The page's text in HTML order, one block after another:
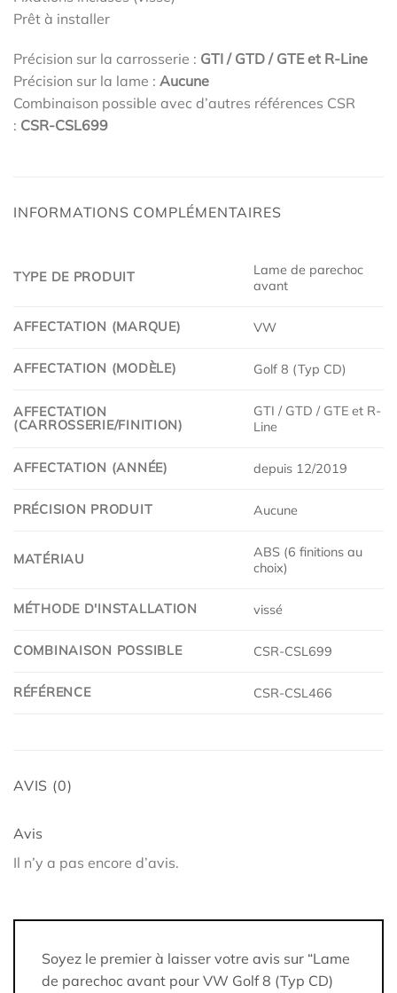
Prêt à installer
Précision sur la carrosserie : GTI / GTD / GTE et R-Line
Précision sur la lame : Aucune
Combinaison possible avec d’autres références CSR
: CSR-CSL699
INFORMATIONS COMPLÉMENTAIRES
TYPE DE PRODUIT
Lame de parechoc
avant
AFFECTATION (MARQUE) VW
AFFECTATION (MODÈLE) Golf 8 (Typ CD)
AFFECTATION
(CARROSSERIE/FINITION)
GTI / GTD / GTE et R-
Line
AFFECTATION (ANNÉE) depuis 12/2019
PRÉCISION PRODUIT Aucune
MATÉRIAU
ABS (6 finitions au
choix)
MÉTHODE D'INSTALLATION vissé
COMBINAISON POSSIBLE CSR-CSL699
RÉFÉRENCE CSR-CSL466
AVIS (0)
Avis
Il n’y a pas encore d’avis.
Soyez le premier à laisser votre avis sur “Lame
de parechoc avant pour VW Golf 8 (Typ CD)